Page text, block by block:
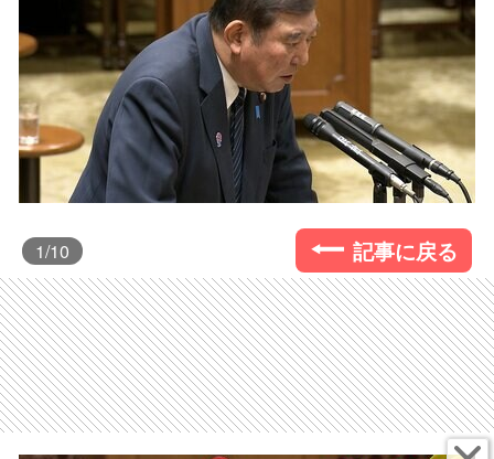
1/10 記事に戻る